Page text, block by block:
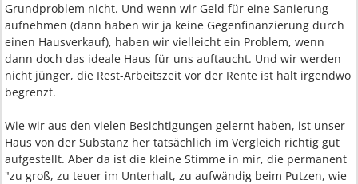
Grundproblem nicht. Und wenn wir Geld für eine Sanierung
aufnehmen (dann haben wir ja keine Gegenfinanzierung durch
einen Hausverkauf), haben wir vielleicht ein Problem, wenn
dann doch das ideale Haus für uns auftaucht. Und wir werden
nicht jünger, die Rest-Arbeitszeit vor der Rente ist halt irgendwo
begrenzt.
Wie wir aus den vielen Besichtigungen gelernt haben, ist unser
Haus von der Substanz her tatsächlich im Vergleich richtig gut
aufgestellt. Aber da ist die kleine Stimme in mir, die permanent
"zu groß, zu teuer im Unterhalt, zu aufwändig beim Putzen, wie